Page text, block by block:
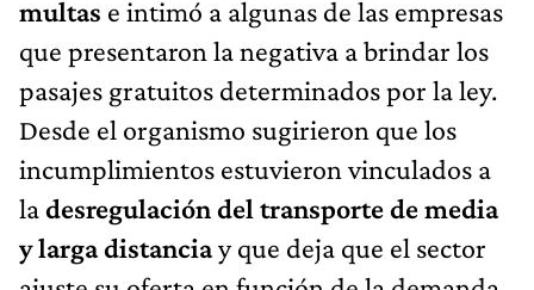
multas e intimó a algunas de las empresas
que presentaron la negativa a brindar los
pasajes gratuitos determinados por la ley.
Desde el organismo sugirieron que los
incumplimientos estuvieron vinculados a
ladesregulación del transporte de media
y larga distanciay que deja que el sector